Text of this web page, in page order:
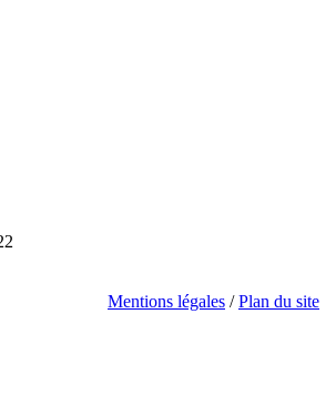
Mentions légales /Plan du site